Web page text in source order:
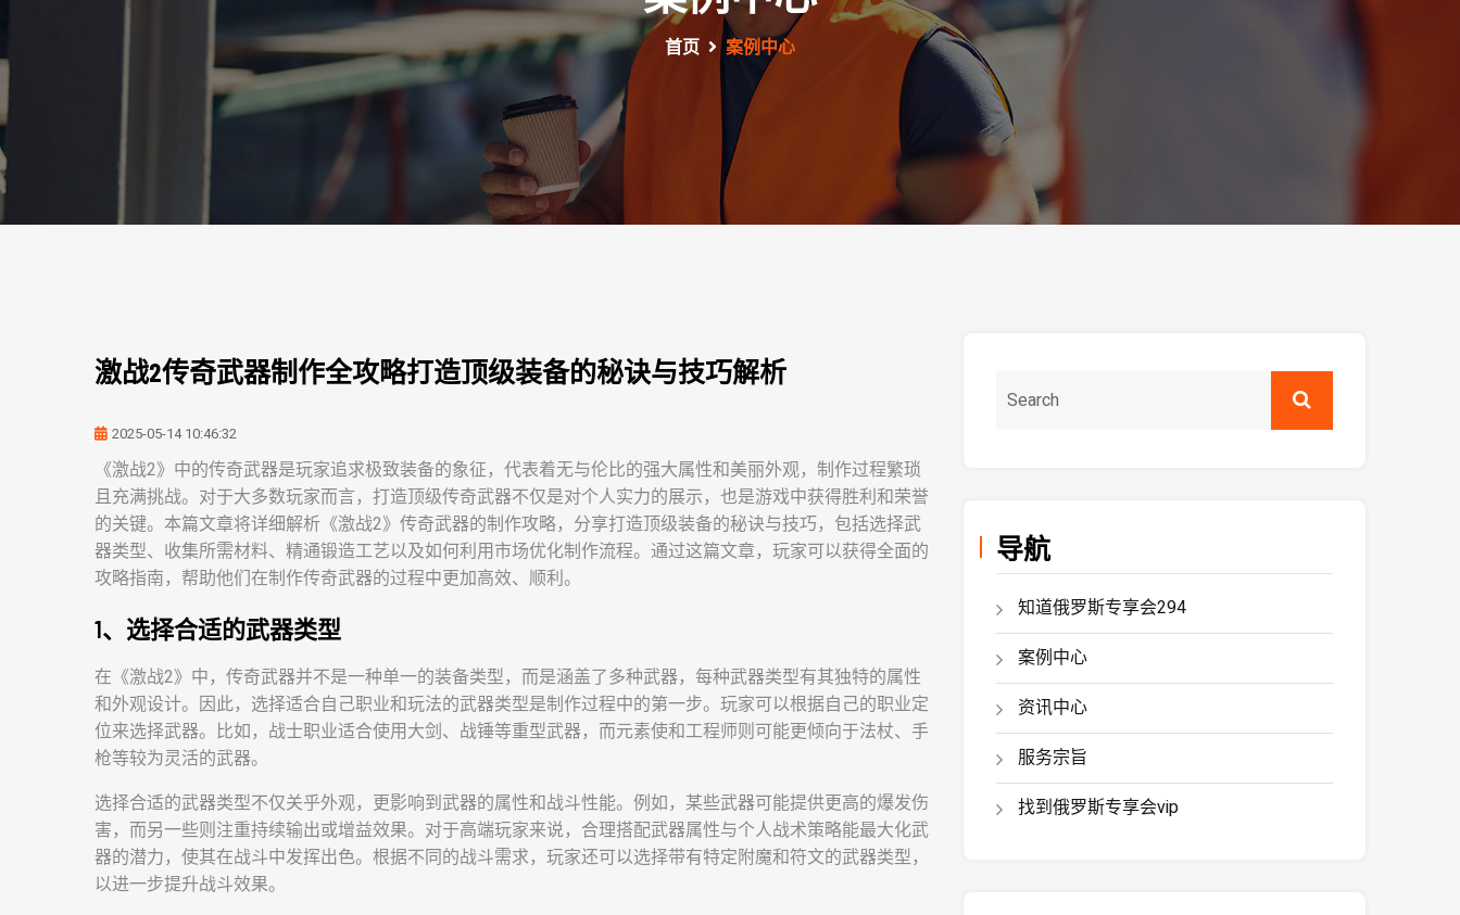
首页 案例中心
激战2传奇武器制作全攻略打造顶级装备的秘诀与技巧解析
2025-05-14 10:46:32
《激战2》中的传奇武器是玩家追求极致装备的象征，代表着无与伦比的强大属性和美丽外观，制作过程繁琐
且充满挑战。对于大多数玩家而言，打造顶级传奇武器不仅是对个人实力的展示，也是游戏中获得胜利和荣誉
的关键。本篇文章将详细解析《激战2》传奇武器的制作攻略，分享打造顶级装备的秘诀与技巧，包括选择武
器类型、收集所需材料、精通锻造工艺以及如何利用市场优化制作流程。通过这篇文章，玩家可以获得全面的
攻略指南，帮助他们在制作传奇武器的过程中更加高效、顺利。
1、选择合适的武器类型
在《激战2》中，传奇武器并不是一种单一的装备类型，而是涵盖了多种武器，每种武器类型有其独特的属性
和外观设计。因此，选择适合自己职业和玩法的武器类型是制作过程中的第一步。玩家可以根据自己的职业定
位来选择武器。比如，战士职业适合使用大剑、战锤等重型武器，而元素使和工程师则可能更倾向于法杖、手
枪等较为灵活的武器。
选择合适的武器类型不仅关乎外观，更影响到武器的属性和战斗性能。例如，某些武器可能提供更高的爆发伤
害，而另一些则注重持续输出或增益效果。对于高端玩家来说，合理搭配武器属性与个人战术策略能最大化武
器的潜力，使其在战斗中发挥出色。根据不同的战斗需求，玩家还可以选择带有特定附魔和符文的武器类型，
以进一步提升战斗效果。
导航
知道俄罗斯专享会294
案例中心
资讯中心
服务宗旨
找到俄罗斯专享会vip